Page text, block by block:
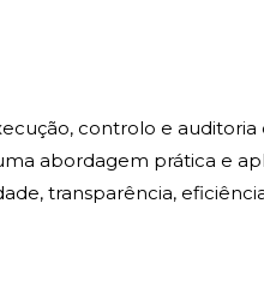
controlo e auditoria
abordagem prática e
transparência,